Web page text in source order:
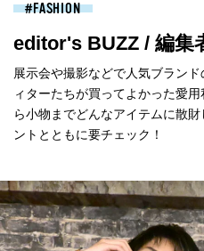
FASHION
editor's BUZZ / 編集
展示会や撮影などで人気ブラン
ィターたちが買ってよかった愛
ら小物までどんなアイテムに散
ントとともに要チェック！